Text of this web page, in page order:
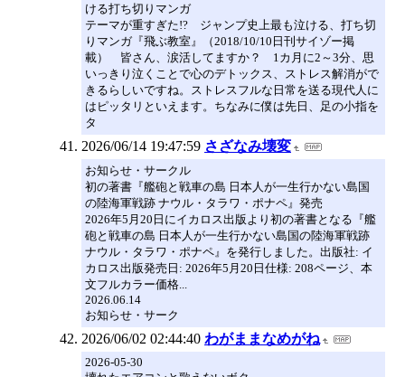
ける打ち切りマンガ
テーマが重すぎた!? ジャンプ史上最も泣ける、打ち切
りマンガ『飛ぶ教室』（2018/10/10日刊サイゾー掲
載） 皆さん、涙活してますか？ 1カ月に2～3分、思
いっきり泣くことで心のデトックス、ストレス解消がで
きるらしいですね。ストレスフルな日常を送る現代人に
はピッタリといえます。ちなみに僕は先日、足の小指を
タ
2026/06/14 19:47:59 さざなみ壊変
お知らせ・サークル
初の著書『艦砲と戦車の島 ⽇本⼈が⼀⽣⾏かない島国
の陸海軍戦跡 ナウル・タラワ・ポナペ』発売
2026年5月20日にイカロス出版より初の著書となる『艦
砲と戦車の島 ⽇本⼈が⼀⽣⾏かない島国の陸海軍戦跡
ナウル・タラワ・ポナペ』を発行しました。出版社: イ
カロス出版発売日: 2026年5月20日仕様: 208ページ、本
文フルカラー価格...
2026.06.14
お知らせ・サーク
2026/06/02 02:44:40 わがままなめがね
2026-05-30